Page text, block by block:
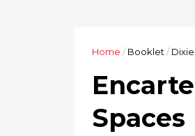
Home / Booklet /
Spaces